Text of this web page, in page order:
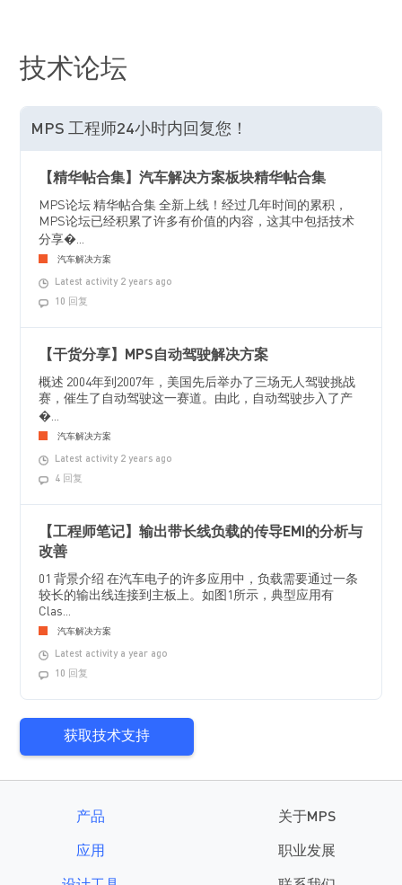
技术论坛
MPS 工程师24小时内回复您！
【精华帖合集】汽车解决方案板块精华帖合集
MPS论坛 精华帖合集 全新上线！经过几年时间的累积，
MPS论坛已经积累了许多有价值的内容，这其中包括技术
分享�...
汽车解决方案
Latest activity 2 years ago
10 回复
【干货分享】MPS自动驾驶解决方案
概述 2004年到2007年，美国先后举办了三场无人驾驶挑战
赛，催生了自动驾驶这一赛道。由此，自动驾驶步入了产
�...
汽车解决方案
Latest activity 2 years ago
4 回复
【工程师笔记】输出带长线负载的传导EMI的分析与
改善
01 背景介绍 在汽车电子的许多应用中，负载需要通过一条
较长的输出线连接到主板上。如图1所示，典型应用有
Clas...
汽车解决方案
Latest activity a year ago
10 回复
获取技术支持
产品
应用
关于MPS
职业发展